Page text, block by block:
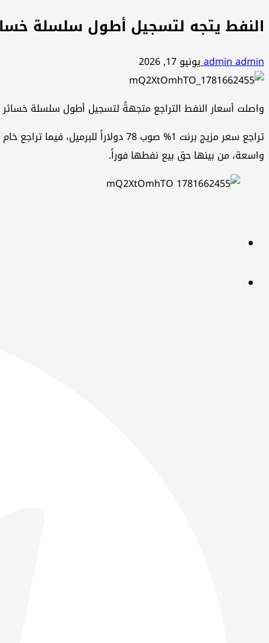
النفط يتجه لتسجيل أطول سلسلة خسائر في 10 شهور وخام برنت يتراجع الى 78
admin adminيونيو 17, 2026
واصلت أسعار النفط التراجع متجهةً لتسجيل أطول سلسلة خسائر في 10 شهور، وسط توقعات بأن يؤدي اتفاق أميركي إيراني لإعادة فتح مضيق هرمز إلى زيادة كبيرة في
واسعة، من بينها حق بيع نفطها فوراً.